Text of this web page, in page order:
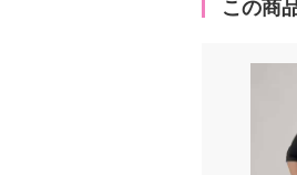
この商